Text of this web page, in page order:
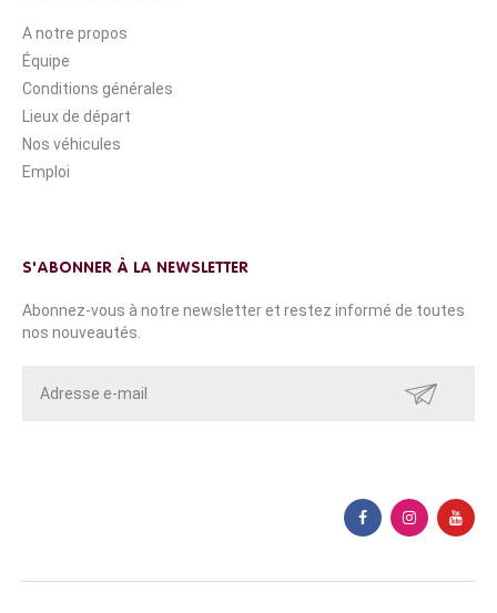
A notre propos
Équipe
Conditions générales
Lieux de départ
Nos véhicules
Emploi
S'ABONNER À LA NEWSLETTER
Abonnez-vous à notre newsletter et restez informé de toutes
nos nouveautés.
ENVOYER